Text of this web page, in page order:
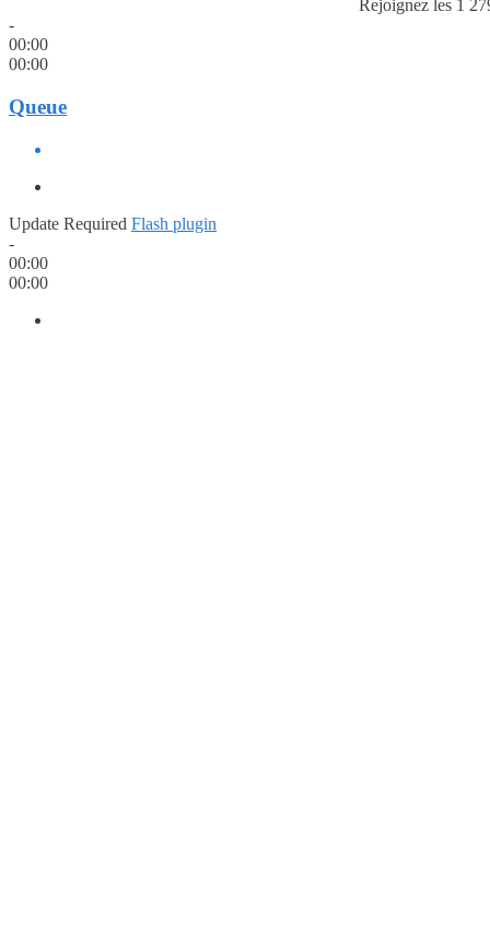
Rejoignez les 1
-
00:00
00:00
Queue
Update Required Flash plugin
-
00:00
00:00